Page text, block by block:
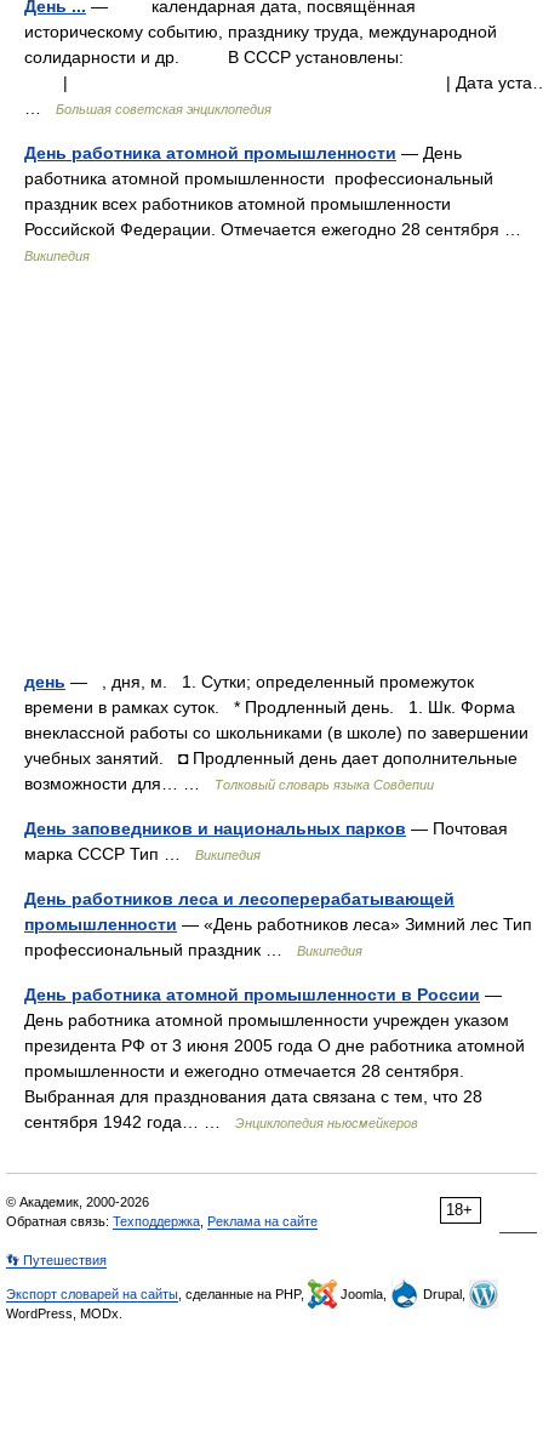
День ... — календарная дата, посвящённая
историческому событию, празднику труда, международной
солидарности и др. В СССР установлены:
| | Дата
Большая советская энциклопедия
День работника атомной промышленности — День
работника атомной промышленности профессиональный
праздник всех работников атомной промышленности
Российской Федерации. Отмечается ежегодно 28 сентября …
Википедия
день — , дня, м. 1. Сутки; определенный промежуток
времени в рамках суток. * Продленный день. 1. Шк. Форма
внеклассной работы со школьниками (в школе) по завершении
учебных занятий. ◘ Продленный день дает дополнительные
возможности для… …
Толковый словарь языка Совдепии
День заповедников и национальных парков — Почтовая
марка СССР Тип …
Википедия
День работников леса и лесоперерабатывающей
промышленности — «День работников леса» Зимний лес Тип
профессиональный праздник …
Википедия
День работника атомной промышленности в России —
День работника атомной промышленности учрежден указом
президента РФ от 3 июня 2005 года О дне работника атомной
промышленности и ежегодно отмечается 28 сентября.
Выбранная для празднования дата связана с тем, что 28
сентября 1942 года… …
Энциклопедия ньюсмейкеров
18+
© Академик, 2000-2026
Обратная связь: Техподдержка Реклама на сайте
👣 Путешествия
Экспорт словарей на сайты , сделанные на PHP, Joomla,
Drupal,
WordPress, MODx.